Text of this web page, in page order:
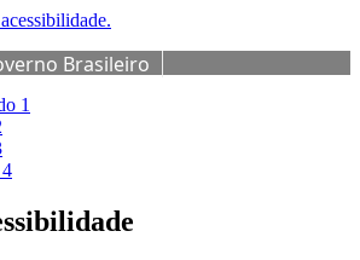
Brasileiro
1
4